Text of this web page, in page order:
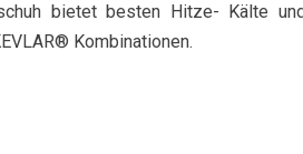
bietet besten Hitze- Kälte
Kombinationen.